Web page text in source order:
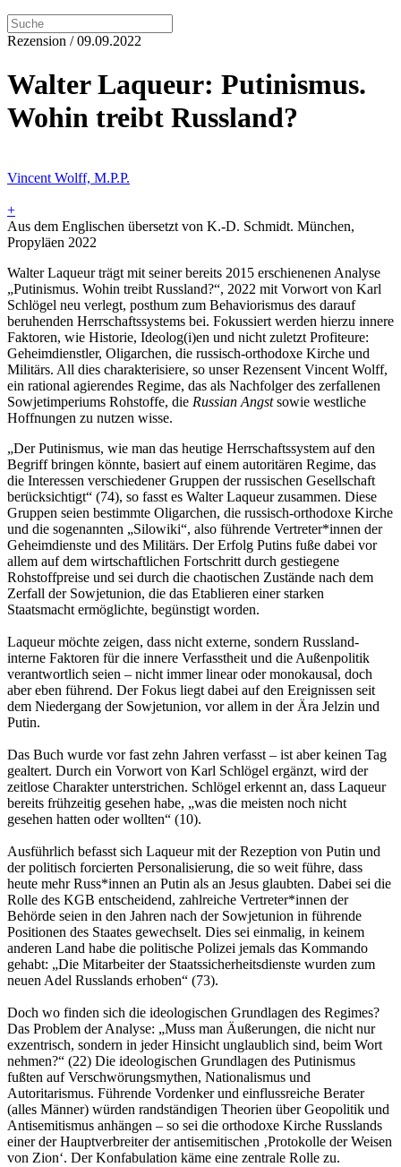
Rezension / 09.09.2022
Walter Laqueur: Putinismus.
Wohin treibt Russland?
Vincent Wolff, M.P.P.
+
Aus dem Englischen übersetzt von K.-D. Schmidt. München,
Propyläen 2022
Walter Laqueur trägt mit seiner bereits 2015 erschienenen Analyse
„Putinismus. Wohin treibt Russland?“, 2022 mit Vorwort von Karl
Schlögel neu verlegt, posthum zum Behaviorismus des darauf
beruhenden Herrschaftssystems bei. Fokussiert werden hierzu innere
Faktoren, wie Historie, Ideolog(i)en und nicht zuletzt Profiteure:
Geheimdienstler, Oligarchen, die russisch-orthodoxe Kirche und
Militärs. All dies charakterisiere, so unser Rezensent Vincent Wolff,
ein rational agierendes Regime, das als Nachfolger des zerfallenen
Sowjetimperiums Rohstoffe, die Russian Angstsowie westliche
Hoffnungen zu nutzen wisse.
„Der Putinismus, wie man das heutige Herrschaftssystem auf den
Begriff bringen könnte, basiert auf einem autoritären Regime, das
die Interessen verschiedener Gruppen der russischen Gesellschaft
berücksichtigt“ (74), so fasst es Walter Laqueur zusammen. Diese
Gruppen seien bestimmte Oligarchen, die russisch-orthodoxe Kirche
und die sogenannten „Silowiki“, also führende Vertreter*innen der
Geheimdienste und des Militärs. Der Erfolg Putins fuße dabei vor
allem auf dem wirtschaftlichen Fortschritt durch gestiegene
Rohstoffpreise und sei durch die chaotischen Zustände nach dem
Zerfall der Sowjetunion, die das Etablieren einer starken
Staatsmacht ermöglichte, begünstigt worden.
Laqueur möchte zeigen, dass nicht externe, sondern Russland-
interne Faktoren für die innere Verfasstheit und die Außenpolitik
verantwortlich seien – nicht immer linear oder monokausal, doch
aber eben führend. Der Fokus liegt dabei auf den Ereignissen seit
dem Niedergang der Sowjetunion, vor allem in der Ära Jelzin und
Putin.
Das Buch wurde vor fast zehn Jahren verfasst – ist aber keinen Tag
gealtert. Durch ein Vorwort von Karl Schlögel ergänzt, wird der
zeitlose Charakter unterstrichen. Schlögel erkennt an, dass Laqueur
bereits frühzeitig gesehen habe, „was die meisten noch nicht
gesehen hatten oder wollten“ (10).
Ausführlich befasst sich Laqueur mit der Rezeption von Putin und
der politisch forcierten Personalisierung, die so weit führe, dass
heute mehr Russ*innen an Putin als an Jesus glaubten. Dabei sei die
Rolle des KGB entscheidend, zahlreiche Vertreter*innen der
Behörde seien in den Jahren nach der Sowjetunion in führende
Positionen des Staates gewechselt. Dies sei einmalig, in keinem
anderen Land habe die politische Polizei jemals das Kommando
gehabt: „Die Mitarbeiter der Staatssicherheitsdienste wurden zum
neuen Adel Russlands erhoben“ (73).
Doch wo finden sich die ideologischen Grundlagen des Regimes?
Das Problem der Analyse: „Muss man Äußerungen, die nicht nur
exzentrisch, sondern in jeder Hinsicht unglaublich sind, beim Wort
nehmen?“ (22) Die ideologischen Grundlagen des Putinismus
fußten auf Verschwörungsmythen, Nationalismus und
Autoritarismus. Führende Vordenker und einflussreiche Berater
(alles Männer) würden randständigen Theorien über Geopolitik und
Antisemitismus anhängen – so sei die orthodoxe Kirche Russlands
einer der Hauptverbreiter der antisemitischen ‚Protokolle der Weisen
von Zion‘. Der Konfabulation käme eine zentrale Rolle zu.